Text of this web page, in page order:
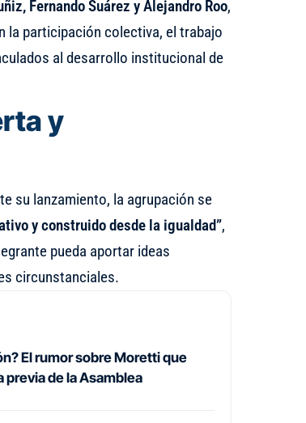
Fernando Suárez y Alejandro Roo,
la participación colectiva, el trabajo
al desarrollo institucional de
y
su lanzamiento, la agrupación se
y construido desde la igualdad”,
pueda aportar ideas
circunstanciales.
El rumor sobre Moretti que
previa de la Asamblea